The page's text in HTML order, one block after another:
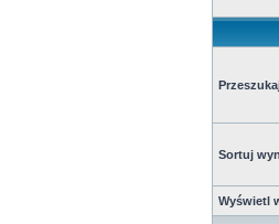
Sortuj
Wyświetl